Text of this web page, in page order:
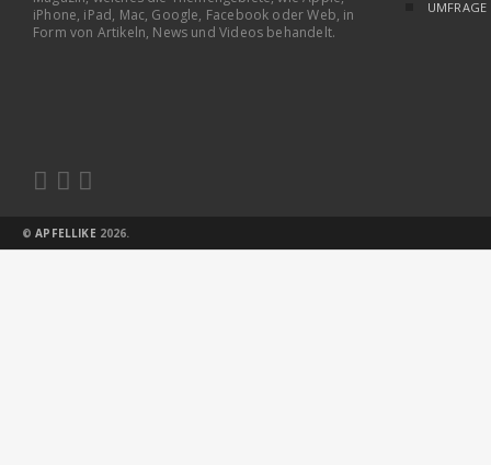
iPhone, iPad, Mac, Google, Facebook oder Web, in
Form von Artikeln, News und Videos behandelt.
  
UMFRAGE
©APFELLIKE 2026.